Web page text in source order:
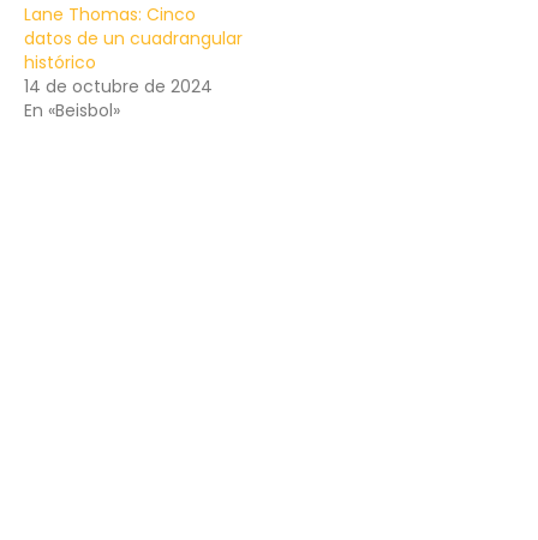
Lane Thomas: Cinco
datos de un cuadrangular
histórico
14 de octubre de 2024
En «Beisbol»